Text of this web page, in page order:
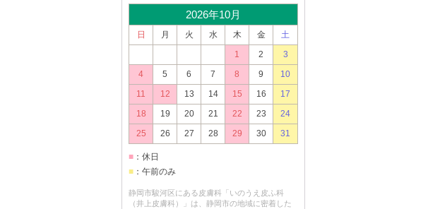
2026年10月
日 月 火 水 木 金
土
1
2
3
4
5 6 7 8 9
10
11
12 13 14 15 16
17
18
19 20 21 22 23
24
25
26 27 28 29 30 31
■ ：休日
■ ：午前のみ
静岡市駿河区にある皮膚科「いのうえ皮ふ科
（井上皮膚科）」は、静岡市の地域に密着した